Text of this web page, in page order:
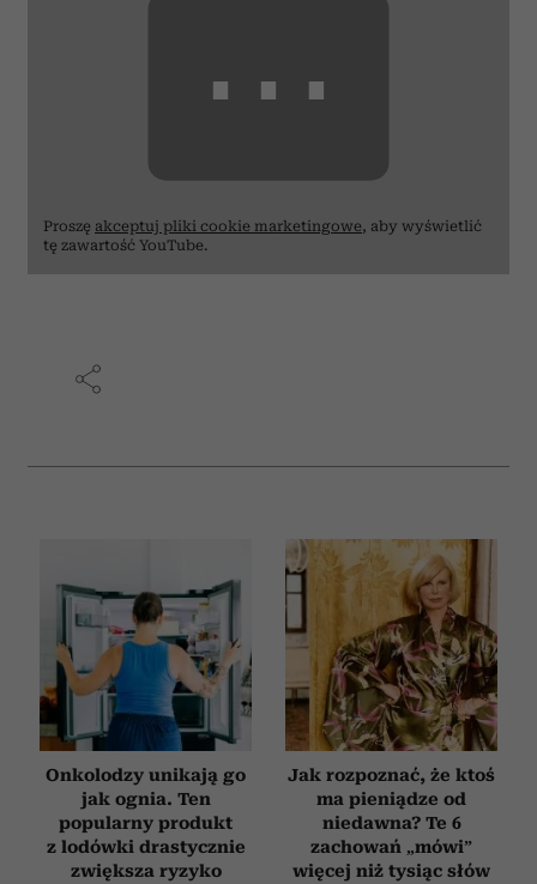
⋯
Proszę akceptuj pliki cookie marketingowe, aby wyświetlić
tę zawartość YouTube.
Onkolodzy unikają go
jak ognia. Ten
popularny produkt
z lodówki drastycznie
zwiększa ryzyko
Jak rozpoznać, że ktoś
ma pieniądze od
niedawna? Te 6
zachowań „mówi”
więcej niż tysiąc słów